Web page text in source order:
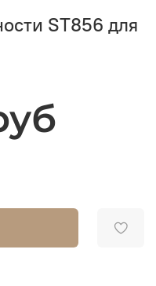
ST856 для